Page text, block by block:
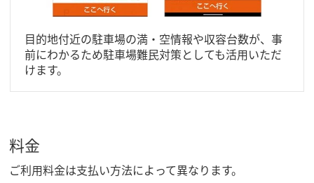
目的地付近の駐車場の満・空情報や収容台数が、事
前にわかるため駐車場難民対策としても活用いただ
けます。
料金
ご利用料金は支払い方法によって異なります。